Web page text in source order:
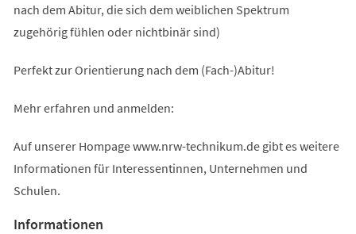
nach dem Abitur, die sich dem weiblichen Spektrum
zugehörig fühlen oder nichtbinär sind)
Perfekt zur Orientierung nach dem (Fach-)Abitur!
Mehr erfahren und anmelden:
Auf unserer Hompage www.nrw-technikum.de gibt es weitere
Informationen für Interessentinnen, Unternehmen und
Schulen.
Informationen